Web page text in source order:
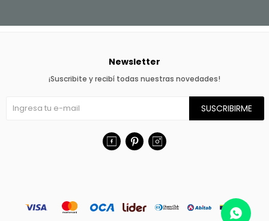
Newsletter
¡Suscribite y recibí todas nuestras novedades!
SUSCRIBIRME
  